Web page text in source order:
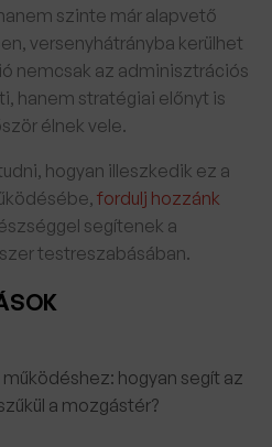
hogyan segít az
a mozgástér?
szinte már alapvető
versenyhátrányba kerülhet
nemcsak az adminisztrációs
hanem stratégiai előnyt is
élnek vele.
hogyan illeszkedik ez a
fordulj hozzánk
segítenek a
testreszabásában.